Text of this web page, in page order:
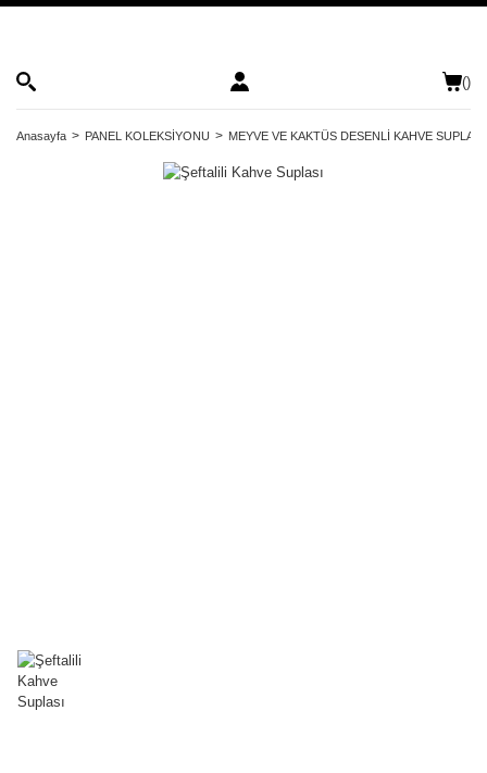
()
Anasayfa PANEL KOLEKSİYONU MEYVE VE KAKTÜS DESENLİ KAHVE SUPLASI